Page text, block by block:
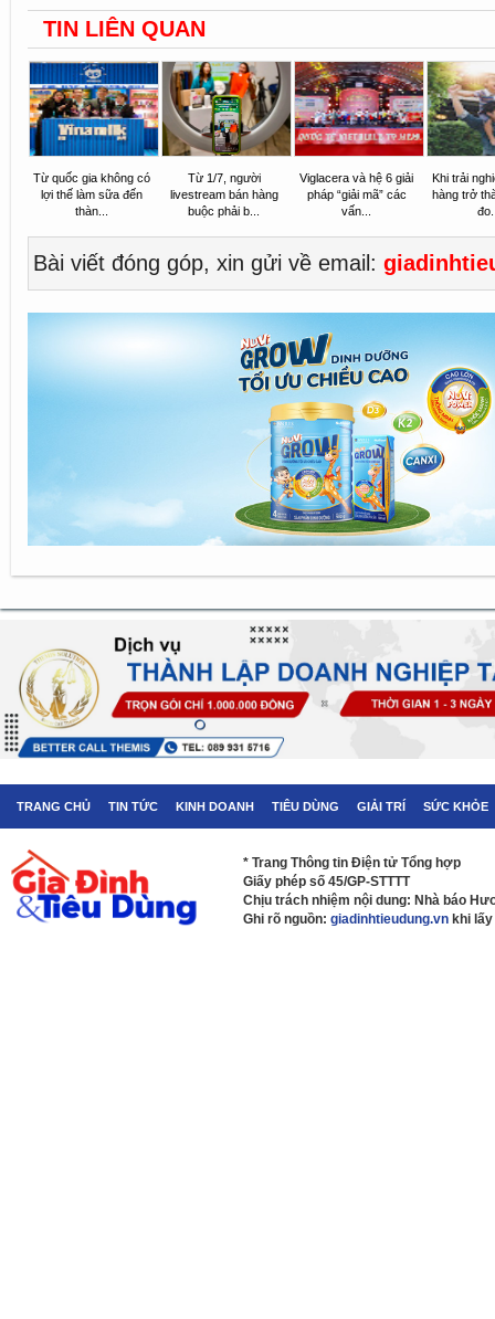
TIN LIÊN QUAN
Từ quốc gia không có
lợi thế làm sữa đến
thàn...
Từ 1/7, người
livestream bán hàng
buộc phải b...
Viglacera và hệ 6 giải
pháp “giải mã” các
vấn...
Khi trải
hàng trở
Bài viết đóng góp, xin gửi về email:
TRANG CHỦ TIN TỨC KINH DOANH TIÊU DÙNG GIẢI TRÍ SỨC KHỎE
* Trang Thông tin Điện tử Tổng hợp
Giấy phép số 45/GP-STTTT
Chịu trách nhiệm nội dung: Nhà báo
Ghi rõ nguồn: giadinhtieudung.vn khi